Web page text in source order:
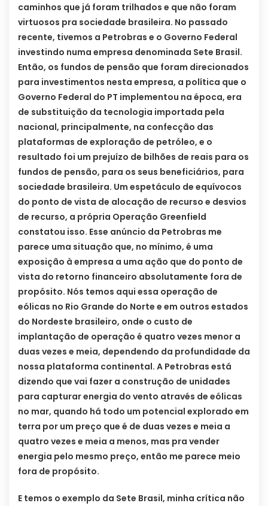
caminhos que já foram trilhados e que não foram
virtuosos pra sociedade brasileira. No passado
recente, tivemos a Petrobras e o Governo Federal
investindo numa empresa denominada Sete Brasil.
Então, os fundos de pensão que foram direcionados
para investimentos nesta empresa, a política que o
Governo Federal do PT implementou na época, era
de substituição da tecnologia importada pela
nacional, principalmente, na confecção das
plataformas de exploração de petróleo, e o
resultado foi um prejuízo de bilhões de reais para os
fundos de pensão, para os seus beneficiários, para
sociedade brasileira. Um espetáculo de equívocos
do ponto de vista de alocação de recurso e desvios
de recurso, a própria Operação Greenfield
constatou isso. Esse anúncio da Petrobras me
parece uma situação que, no mínimo, é uma
exposição à empresa a uma ação que do ponto de
vista do retorno financeiro absolutamente fora de
propósito. Nós temos aqui essa operação de
eólicas no Rio Grande do Norte e em outros estados
do Nordeste brasileiro, onde o custo de
implantação de operação é quatro vezes menor a
duas vezes e meia, dependendo da profundidade da
nossa plataforma continental. A Petrobras está
dizendo que vai fazer a construção de unidades
para capturar energia do vento através de eólicas
no mar, quando há todo um potencial explorado em
terra por um preço que é de duas vezes e meia a
quatro vezes e meia a menos, mas pra vender
energia pelo mesmo preço, então me parece meio
fora de propósito.
E temos o exemplo da Sete Brasil, minha crítica não